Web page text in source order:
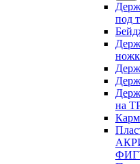
под
на